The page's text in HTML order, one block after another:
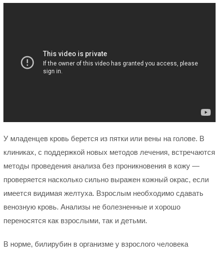
У младенцев кровь берется из пятки или вены на голове. В
клиниках, с поддержкой новых методов лечения, встречаются
методы проведения анализа без проникновения в кожу —
проверяется насколько сильно выражен кожный окрас, если
имеется видимая желтуха. Взрослым необходимо сдавать
венозную кровь. Анализы не болезненные и хорошо
переносятся как взрослыми, так и детьми.
В норме, билирубин в организме у взрослого человека